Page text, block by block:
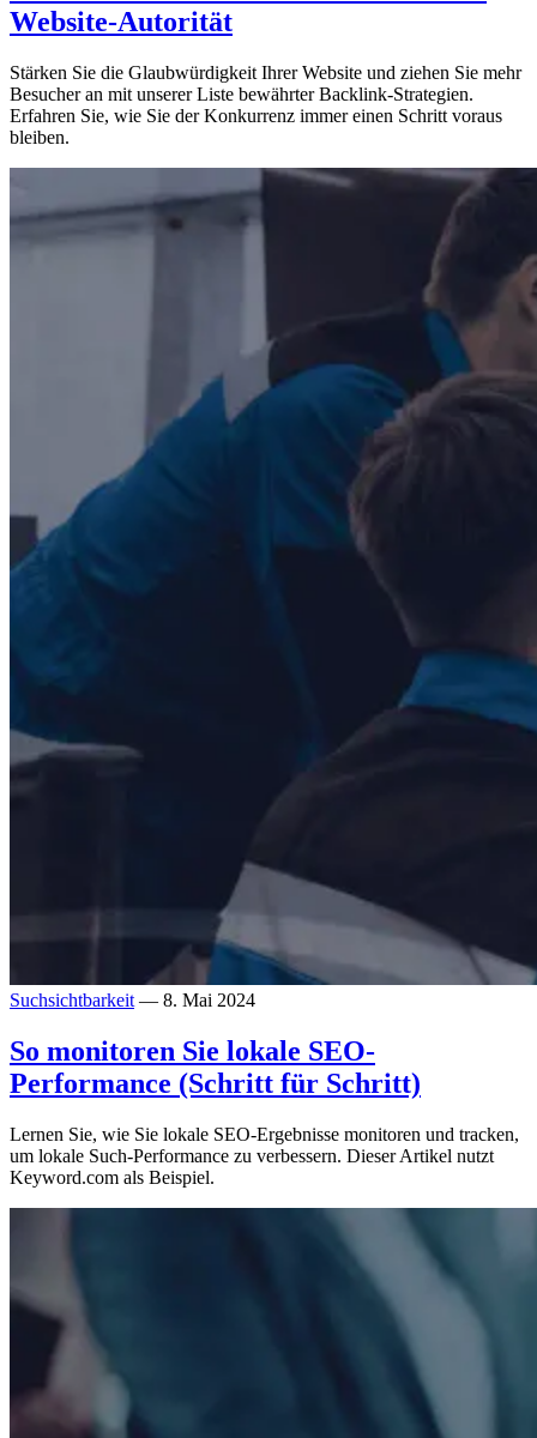
Website-Autorität
Stärken Sie die Glaubwürdigkeit Ihrer Website und ziehen Sie mehr
Besucher an mit unserer Liste bewährter Backlink-Strategien.
Erfahren Sie, wie Sie der Konkurrenz immer einen Schritt voraus
bleiben.
Suchsichtbarkeit — 8. Mai 2024
So monitoren Sie lokale SEO-
Performance (Schritt für Schritt)
Lernen Sie, wie Sie lokale SEO-Ergebnisse monitoren und tracken,
um lokale Such-Performance zu verbessern. Dieser Artikel nutzt
Keyword.com als Beispiel.